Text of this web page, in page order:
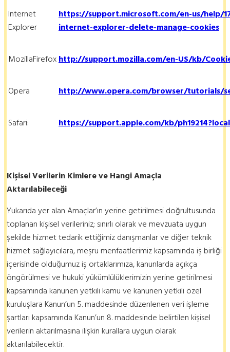
Internet
Explorer
https://support.microsoft.com/en-us/help/
internet-explorer-delete-manage-cookies
MozillaFirefoxhttp://support.mozilla.com/en-US/kb/
Opera http://www.opera.com/browser/tutorials/
Safari: https://support.apple.com/kb/
Kişisel Verilerin Kimlere ve Hangi Amaçla
Aktarılabileceği
Yukarıda yer alan Amaçlar’ın yerine getirilmesi doğrultusunda
toplanan kişisel verileriniz; sınırlı olarak ve mevzuata uygun
şekilde hizmet tedarik ettiğimiz danışmanlar ve diğer teknik
hizmet sağlayıcılara, meşru menfaatlerimiz kapsamında iş birliği
içerisinde olduğumuz iş ortaklarımıza, kanunlarda açıkça
öngörülmesi ve hukuki yükümlülüklerimizin yerine getirilmesi
kapsamında kanunen yetkili kamu ve kanunen yetkili özel
kuruluşlara Kanun’un 5. maddesinde düzenlenen veri işleme
şartları kapsamında Kanun’un 8. maddesinde belirtilen kişisel
verilerin aktarılmasına ilişkin kurallara uygun olarak
aktarılabilecektir.